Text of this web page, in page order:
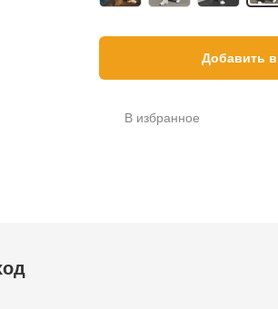
Добавить
В избранное